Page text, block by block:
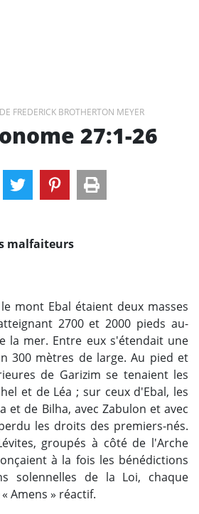
FREDERICK BROTHERTON MEYER
27:1-26
malfaiteurs
mont Ebal étaient deux masses
2700 et 2000 pieds au-
la mer. Entre eux s'étendait une
300 mètres de large. Au pied et
de Garizim se tenaient les
et de Léa ; sur ceux d'Ebal, les
et de Bilha, avec Zabulon et avec
les droits des premiers-nés.
groupés à côté de l'Arche
à la fois les bénédictions
solennelles de la Loi, chaque
Amens » réactif.